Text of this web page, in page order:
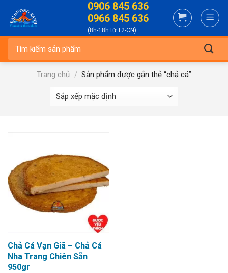
content
0906 845 636
0966 845 636
(8h-18h từ T2-CN)
Trang chủ / Sản phẩm được gắn thẻ “chả cá”
Chả Cá Vạn Giã – Chả Cá
Nha Trang Chiên Sẵn
950gr